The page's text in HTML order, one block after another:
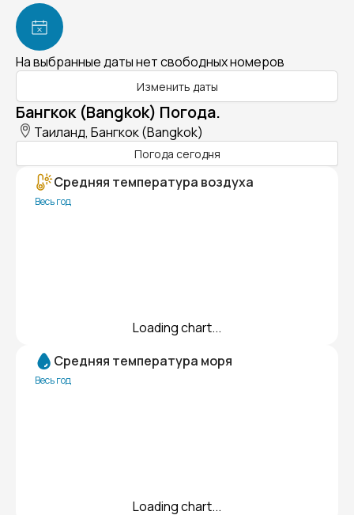
На выбранные даты нет свободных номеров
Изменить даты
Бангкок (Bangkok) Погода.
Таиланд, Бангкок (Bangkok)
Погода сегодня
Средняя температура воздуха
Весь год
Loading chart...
Средняя температура моря
Весь год
Loading chart...